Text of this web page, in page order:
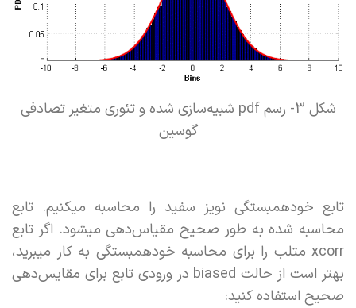
شکل 3- رسم pdf شبیه‌سازی شده و تئوری متغیر تصادفی
گوسین
تابع خودهمبستگی نویز سفید را محاسبه میکنیم. تابع
محاسبه شده به طور صحیح مقیاس‌دهی میشود. اگر تابع
xcorr متلب را برای محاسبه خودهمبستگی به کار میبرید،
بهتر است از حالت biased در ورودی تابع برای مقایس‌دهی
صحیح استفاده کنید: